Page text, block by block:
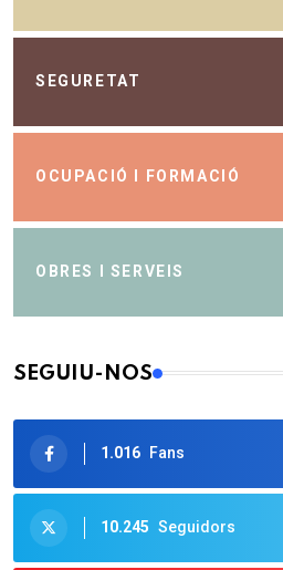
SEGURETAT
OCUPACIÓ I FORMACIÓ
OBRES I SERVEIS
SEGUIU-NOS
1.016 Fans
10.245 Seguidors